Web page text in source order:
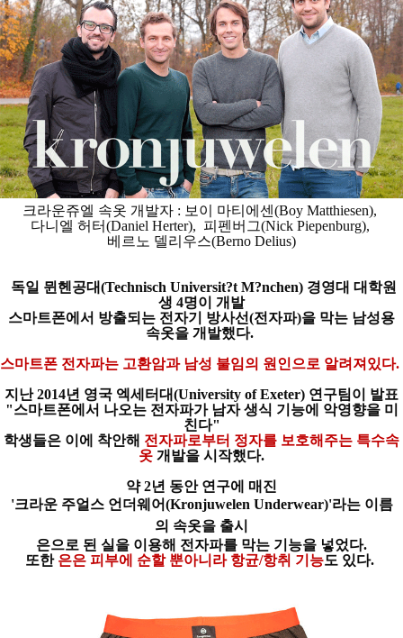
크라운쥬엘 속옷 개발자 : 보이 마티에센(Boy Matthiesen),
다니엘 허터(Daniel Herter), 피펜버그(Nick Piepenburg),
베르노 델리우스(Berno Delius)
독일 뮌헨공대(Technisch Universit?t M?nchen) 경영대 대학원
생 4명이 개발
스마트폰에서 방출되는 전자기 방사선(전자파)을 막는 남성용
속옷을 개발했다.
스마트폰 전자파는 고환암과 남성 불임의 원인으로 알려져있다.
지난 2014년 영국 엑세터대(University of Exeter) 연구팀이 발표
"스마트폰에서 나오는 전자파가 남자 생식 기능에 악영향을 미
친다"
학생들은 이에 착안해 전자파로부터 정자를 보호해주는 특수속
옷 개발을 시작했다.
약 2년 동안 연구에 매진
'크라운 주얼스 언더웨어(Kronjuwelen Underwear)'라는 이름
의 속옷을 출시
은으로 된 실을 이용해 전자파를 막는 기능을 넣었다.
또한은은 피부에 순할 뿐아니라 항균/항취 기능도 있다.